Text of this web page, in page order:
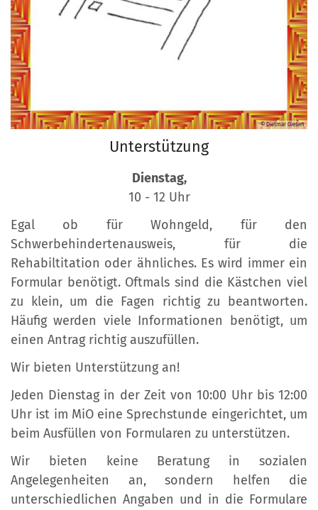
© Dietmar Giesen
Unterstützung
Dienstag,
10 - 12 Uhr
Egal ob für Wohngeld, für den
Schwerbehindertenausweis, für die
Rehabiltitation oder ähnliches. Es wird immer ein
Formular benötigt. Oftmals sind die Kästchen viel
zu klein, um die Fagen richtig zu beantworten.
Häufig werden viele Informationen benötigt, um
einen Antrag richtig auszufüllen.
Wir bieten Unterstützung an!
Jeden Dienstag in der Zeit von 10:00 Uhr bis 12:00
Uhr ist im MiO eine Sprechstunde eingerichtet, um
beim Ausfüllen von Formularen zu unterstützen.
Wir bieten keine Beratung in sozialen
Angelegenheiten an, sondern helfen die
unterschiedlichen Angaben und in die Formulare